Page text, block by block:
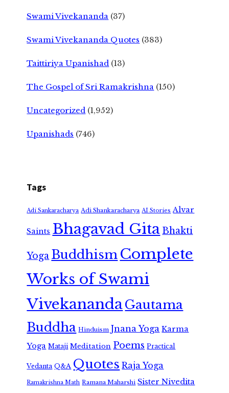
Swami Vivekananda (37)
Swami Vivekananda Quotes (383)
Taittiriya Upanishad (13)
The Gospel of Sri Ramakrishna (150)
Uncategorized (1,952)
Upanishads (746)
Tags
Adi Sankaracharya Adi Shankaracharya AI Stories Alvar
Saints Bhagavad GitaBhakti
Yoga Buddhism Complete
Works of Swami
VivekanandaGautama
Buddha Hinduism Jnana Yoga Karma
Yoga Mataji Meditation Poems Practical
Vedanta Q&A Quotes Raja Yoga
Ramakrishna Math Ramana Maharshi Sister Nivedita